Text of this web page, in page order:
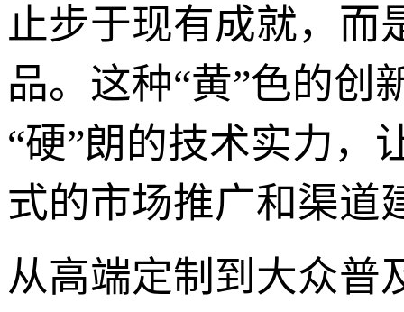
止步于现有成就，而
品。这种“黄”色的创
“硬”朗的技术实力，
式的市场推广和渠道
从高端定制到大众普